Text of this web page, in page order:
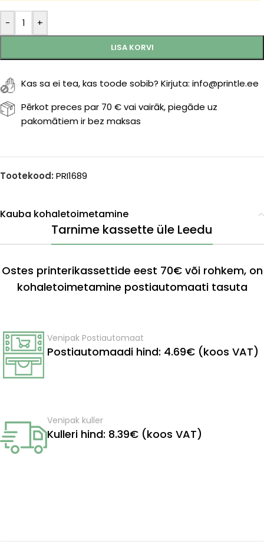
- +
LISA KORVI
Kas sa ei tea, kas toode sobib? Kirjuta: info@printle.ee
Pērkot preces par 70 € vai vairāk, piegāde uz
pakomātiem ir bez maksas
Tootekood: PRI1689
Kauba kohaletoimetamine
Tarnime kassette üle Leedu
Ostes printerikassettide eest 70€ või rohkem, on
kohaletoimetamine postiautomaati tasuta
Venipak Postiautomaat
Postiautomaadi hind: 4.69€ (koos VAT)
Venipak kuller
Kulleri hind: 8.39€ (koos VAT)